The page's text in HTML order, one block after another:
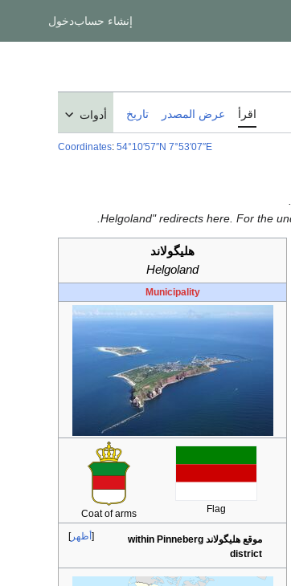
إنشاء حسابدخول
اقرأ عرض المصدر تاريخ أدوات
Coordinates: 54°10′57″N 7°53′07″E
هليگولاند
Helgoland
Municipality
Flag
Coat of arms
أظهر
موقع هليگولاند within Pinneberg
district